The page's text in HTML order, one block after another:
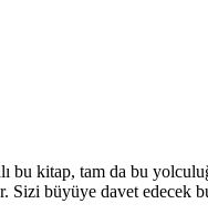
bu kitap, tam da bu
büyüye davet edecek